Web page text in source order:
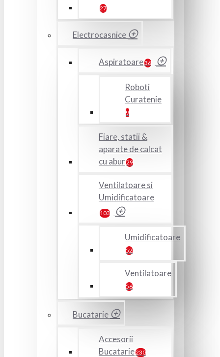
27
Electrocasnice
Aspiratoare36
Roboti
Curatenie
9
Fiare, statii &
aparate de calcat
cu abur29
Ventilatoare si
Umidificatoare
103
Umidificatoare
52
Ventilatoare
56
Bucatarie
Accesorii
Bucatarie230